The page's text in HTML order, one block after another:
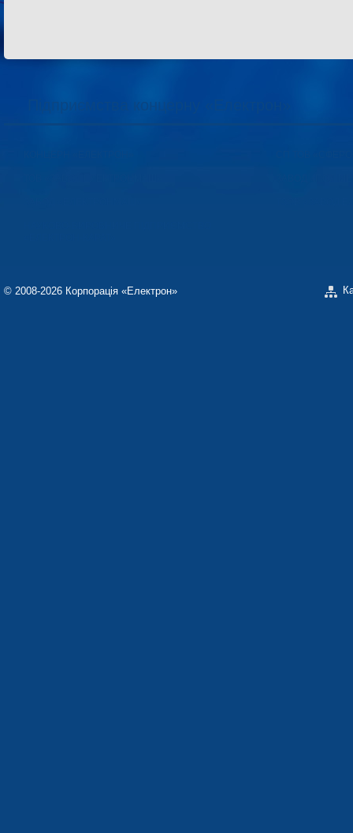
Підприємства концерну «Електрон»
© 2008-2026 Корпорація «Електрон»